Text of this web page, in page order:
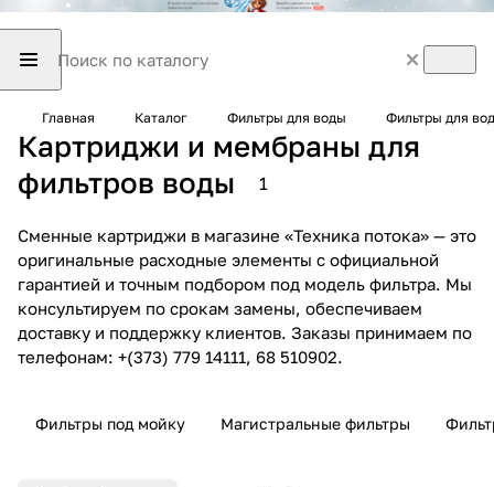
Главная Каталог Фильтры для воды Фильтры для
Картриджи и мембраны для
фильтров воды
1
Сменные картриджи в магазине «Техника потока» — это
оригинальные расходные элементы с официальной
гарантией и точным подбором под модель фильтра. Мы
консультируем по срокам замены, обеспечиваем
доставку и поддержку клиентов. Заказы принимаем по
телефонам: +(373) 779 14111, 68 510902.
Фильтры под мойку Магистральные фильтры